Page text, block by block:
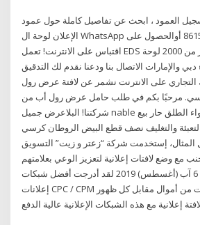
العمود ، ابحث عن تفاصيل كاملة حول عمود
الإعلان لوحة ال WhatsApp اليوم في+8615302206052 أوالحصول على
اقتباس على الانترنت! تعمل EDS مع الشركاء ولديها أكثر من 2000 لوحة
والإمارات الاتصال بنا ودعنا نقدم لك التدقيق
على الانترنت نشمر عن لافتة عرض رول
مرحبًا بكم في طلب حامل عرض رول أب من
شركتنا! البلاعرض جميل nable للإعلان والترويج في الهواء الطلق حار بيع
التعبئة والتغليف نصف قطع البيض الروطان كرسي
إستخدمت شركة “زعتر و زيت” التسويق
مع وضع لافتات إعلانية لتعزيز الوعي بعلامتهم
التجارية على الإنترنت. 6 آب (أغسطس) 2019 لقد أدرجت أفضل شبكات
إعلانات CPC / CPM لكسب المال عبر الإنترنت من أموال مقابل كل ظهور